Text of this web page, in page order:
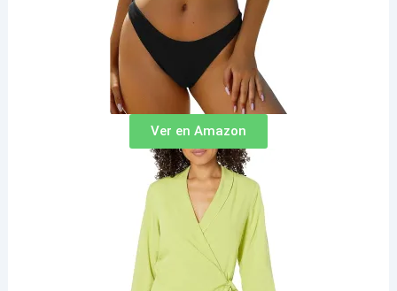
Ver en Amazon